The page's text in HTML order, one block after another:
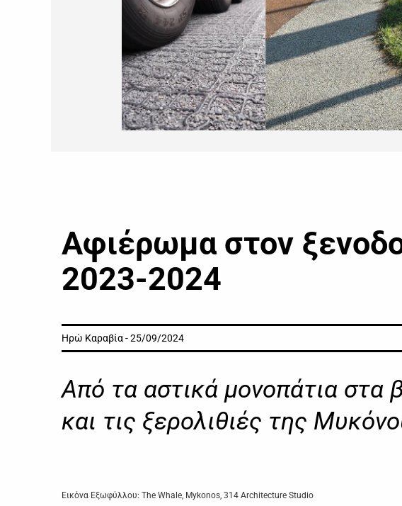
Αφιέρωμα στον
2023-2024
Ηρώ Καραβία - 25/09/2024
Από τα αστικά μονοπάτια στα
και τις ξερολιθιές της
Εικόνα Εξωφύλλου: The Whale, Mykonos, 314 Architecture Studio